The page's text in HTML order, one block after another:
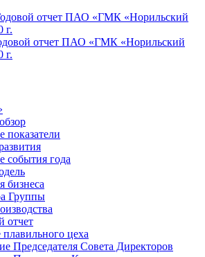
отчет ПАО «ГМК «Норильский
г.
отчет ПАО «ГМК «Норильский
г.
показатели
события года
бизнеса
Группы
отчет
цеха
Председателя Совета Директоров